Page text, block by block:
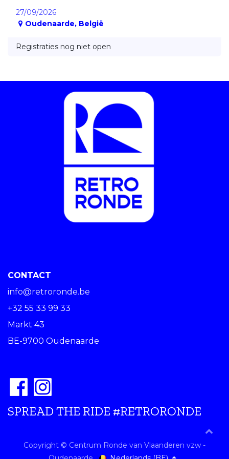
27/09/2026
Oudenaarde, België
Registraties nog niet open
CONTACT
info@retroronde.be
+32 55 33 99 33
Markt 43
BE-9700 Oudenaarde
SPREAD THE RIDE #RETRORONDE
Copyright © Centrum Ronde van Vlaanderen vzw -